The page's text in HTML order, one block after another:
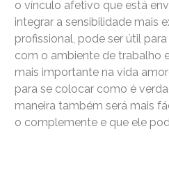
o vínculo afetivo que está
integrar a sensibilidade mais
profissional, pode ser útil
com o ambiente de trabalho
mais importante na vida
para se colocar como é
maneira também será mais
o complemente e que ele